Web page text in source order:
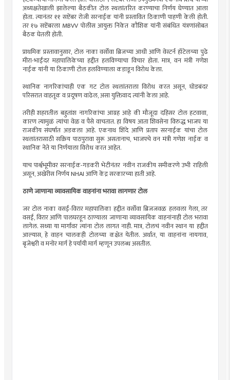
अध्यक्षतेखाली झालेल्या बैठकीत टोल स्थलांतरित करण्याचा निर्णय घेण्यात आला
होता. त्यानंतर ११ सप्टेंबर रोजी सरनाईक यांनी प्रस्तावित ठिकाणी पाहणी केली होती.
तर १७ सप्टेंबरला MBVV पोलीस आयुक्त निकेत कौशिक यांनी संबंधित यंत्रणांसोबत
बैठक घेतली होती.
प्राथमिक प्रस्तावानुसार, टोल नाका वर्सोवा ब्रिजच्या आधी आणि वेस्टर्न हॉटेलच्या पुढे
मीरा-भाईंदर महापालिकेच्या हद्दीत हलविण्याचा विचार होता. मात्र, वन मंत्री गणेश
नाईक यांनी या ठिकाणी टोल हलविण्याला कडाडून विरोध केला.
स्थानिक नागरिकांचाही एक गट टोल स्थलांतराला विरोध करत असून, घोडबंदर
परिसरात वाहतूक व प्रदूषण वाढेल, असा युक्तिवाद त्यांनी केला आहे.
तरीही शहरातील बहुतांश नागरिकांचा आग्रह आहे की मौजूदा दहिसर टोल हटवावा,
कारण त्यामुळं त्यांचा वेळ व पैसे वाचतात. हा विषय आता शिवसेना विरुद्ध भाजप या
राजकीय संघर्षात अडकला आहे. एकनाथ शिंदे आणि प्रताप सरनाईक यांचा टोल
स्थलांतरासाठी सक्रिय पाठपुरावा सुरू असतानाच, भाजपचे वन मंत्री गणेश नाईक व
स्थानिक नेते या निर्णयाला विरोध करत आहेत.
याच पार्श्वभूमीवर सरनाईक-गडकरी भेटीनंतर नवीन राजकीय समीकरणे उभी राहिली
असून, अखेरीस निर्णय NHAI आणि केंद्र सरकारच्या हाती आहे.
ठाणे जाणाऱ्या व्यावसायिक वाहनांना भरावा लागणार टोल
जर टोल नाका वसई-विरार महापालिका हद्दीत वर्सोवा ब्रिजजवळ हलवला गेला, तर
वसई, विरार आणि पालघरहून ठाण्याला जाणाऱ्या व्यावसायिक वाहनांनाही टोल भरावा
लागेल. सध्या या मार्गांवर त्यांना टोल लागत नाही. मात्र, टोलचं नवीन स्थान या हद्दीत
आल्यास, हे वाहन चालकही टोलच्या कक्षेत येतील. अर्थात, या वाहनांना नायगाव,
बृजेश्वरी व मनोर मार्ग हे पर्यायी मार्ग म्हणून उपलब्ध असतील.